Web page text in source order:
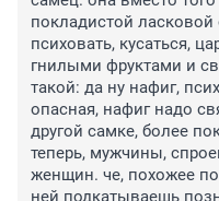
покладистой ласковой
психовать, кусаться,
гнилыми фруктами и
такой: да ну нафиг,
опасная, нафиг надо
другой самке, более
теперь, мужчины,
женщин. че, похожее
ней подкатываешь